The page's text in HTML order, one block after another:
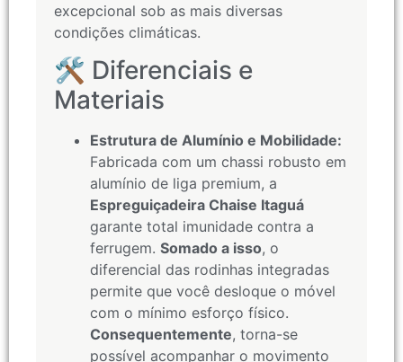
excepcional sob as mais diversas
condições climáticas.
🛠️ Diferenciais e
Materiais
Estrutura de Alumínio e Mobilidade:
Fabricada com um chassi robusto em
alumínio de liga premium, a
Espreguiçadeira Chaise Itaguá
garante total imunidade contra a
ferrugem. Somado a isso, o
diferencial das rodinhas integradas
permite que você desloque o móvel
com o mínimo esforço físico.
Consequentemente, torna-se
possível acompanhar o movimento